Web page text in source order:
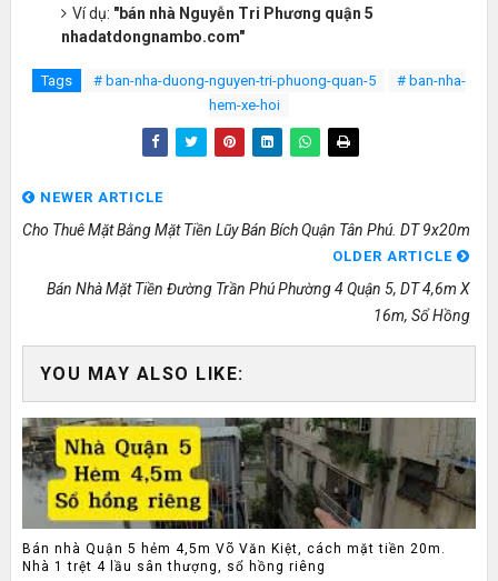
Ví dụ: "bán nhà Nguyễn Tri Phương quận 5
nhadatdongnambo.com"
Tags # ban-nha-duong-nguyen-tri-phuong-quan-5
# ban-nha-
hem-xe-hoi
NEWER ARTICLE
Cho Thuê Mặt Bằng Mặt Tiền Lũy Bán Bích Quận Tân Phú. DT 9x20m
OLDER ARTICLE
Bán Nhà Mặt Tiền Đường Trần Phú Phường 4 Quận 5, DT 4,6m X
16m, Sổ Hồng
YOU MAY ALSO LIKE:
Bán nhà Quận 5 hẻm 4,5m Võ Văn Kiệt, cách mặt tiền 20m.
Nhà 1 trệt 4 lầu sân thượng, sổ hồng riêng